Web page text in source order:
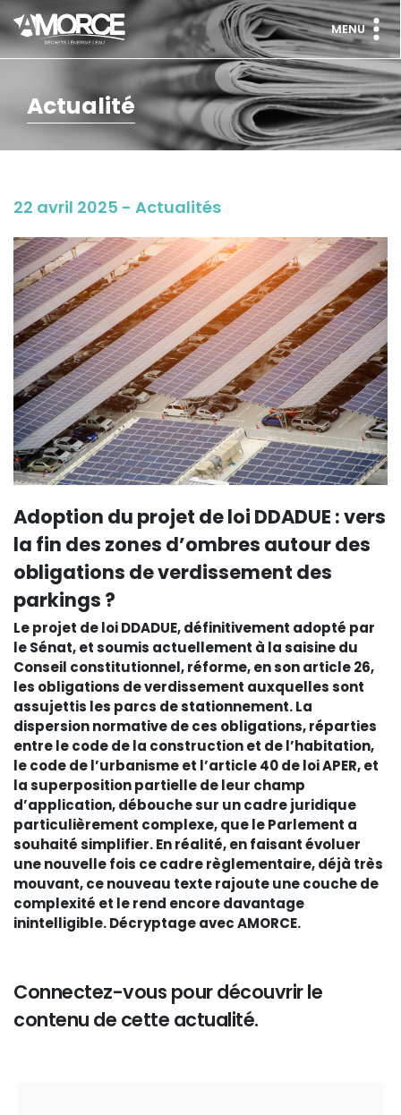
MENU
Actualité
22 avril 2025 - Actualités
Adoption du projet de loi DDADUE : vers
la fin des zones d’ombres autour des
obligations de verdissement des
parkings ?
Le projet de loi DDADUE, définitivement adopté par
le Sénat, et soumis actuellement à la saisine du
Conseil constitutionnel, réforme, en son article 26,
les obligations de verdissement auxquelles sont
assujettis les parcs de stationnement. La
dispersion normative de ces obligations, réparties
entre le code de la construction et de l’habitation,
le code de l’urbanisme et l’article 40 de loi APER, et
la superposition partielle de leur champ
d’application, débouche sur un cadre juridique
particulièrement complexe, que le Parlement a
souhaité simplifier. En réalité, en faisant évoluer
une nouvelle fois ce cadre règlementaire, déjà très
mouvant, ce nouveau texte rajoute une couche de
complexité et le rend encore davantage
inintelligible. Décryptage avec AMORCE.
Connectez-vous pour découvrir le
contenu de cette actualité.